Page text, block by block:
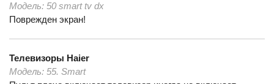
Модель: 50 smart tv dx
Поврежден экран!
Телевизоры Haier
Модель: 55. Smart